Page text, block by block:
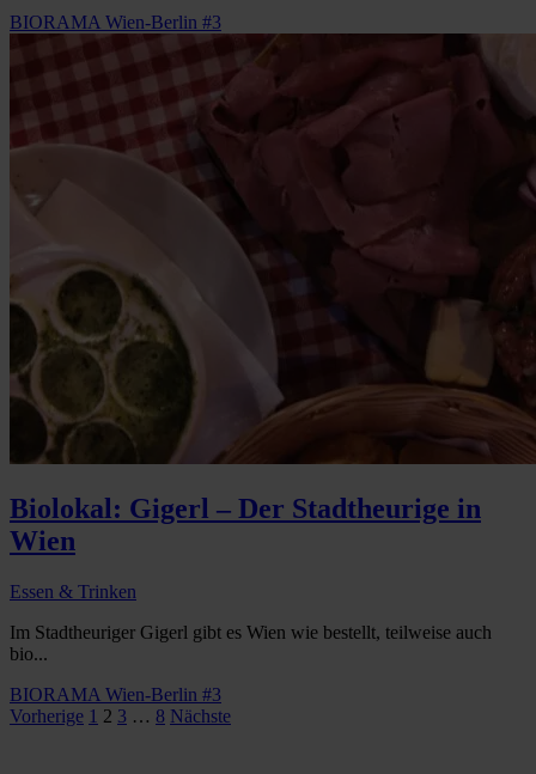
BIORAMA Wien-Berlin #3
Biolokal: Gigerl – Der Stadtheurige in
Wien
Essen & Trinken
Im Stadtheuriger Gigerl gibt es Wien wie bestellt, teilweise auch
bio...
BIORAMA Wien-Berlin #3
Seitennummerierung
Vorherige 1 2 3 … 8 Nächste